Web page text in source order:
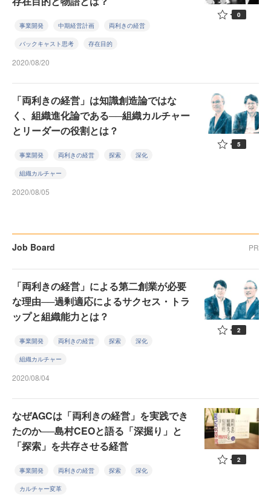
事業開発 中期経営計画 両利きの経営
バックキャスト思考 存在目的
2020/08/20
0
「両利きの経営」は知識創造論ではな
く、組織進化論である──組織カルチャー
とリーダーの役割とは？
事業開発 両利きの経営 探索 深化
組織カルチャー
2020/08/05
5
Job Board PR
「両利きの経営」による第二創業が必要
な理由──過剰適応によるサクセス・トラ
ップと組織能力とは？
事業開発 両利きの経営 探索 深化
組織カルチャー
2020/08/04
2
なぜAGCは「両利きの経営」を実践でき
たのか──島村CEOと語る「深掘り」と
「探索」を共存させる経営
事業開発 両利きの経営 探索 深化
カルチャー変革
2